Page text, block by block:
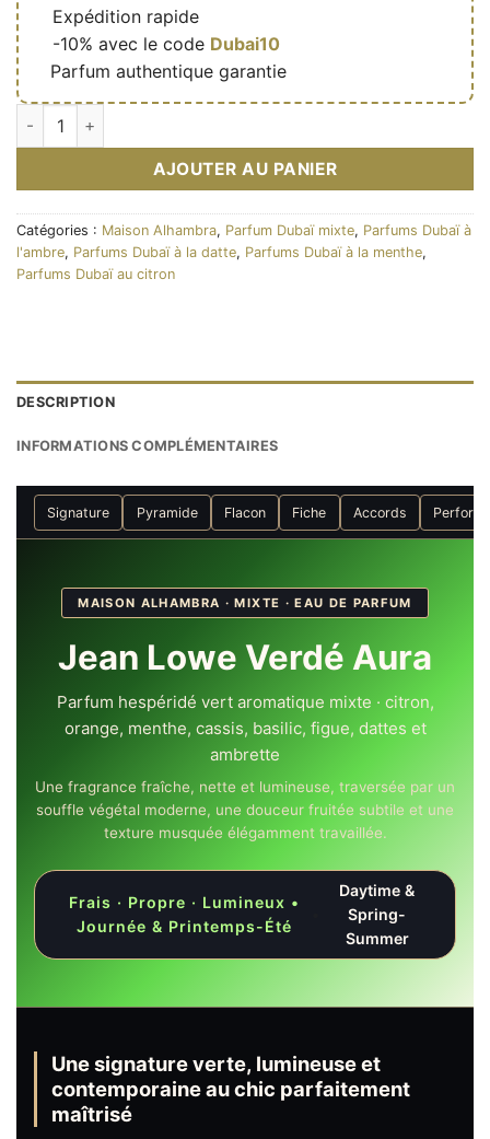
Expédition rapide
-10% avec le code Dubai10
Parfum authentique garantie
quantité de Jean Lowe Verdé Aura – Eau de parfum mixte
AJOUTER AU PANIER
Catégories : Maison Alhambra, Parfum Dubaï mixte, Parfums Dubaï à
l'ambre, Parfums Dubaï à la datte, Parfums Dubaï à la menthe,
Parfums Dubaï au citron
DESCRIPTION
INFORMATIONS COMPLÉMENTAIRES
Signature Pyramide Flacon Fiche Accords
MAISON ALHAMBRA · MIXTE · EAU DE PARFUM
Jean Lowe Verdé Aura
Parfum hespéridé vert aromatique mixte · citron,
orange, menthe, cassis, basilic, figue, dattes et
ambrette
Une fragrance fraîche, nette et lumineuse, traversée par un
souffle végétal moderne, une douceur fruitée subtile et une
texture musquée élégamment travaillée.
Frais · Propre · Lumineux •
Journée & Printemps-Été
Daytime &
Spring-
Summer
Une signature verte, lumineuse et
contemporaine au chic parfaitement
maîtrisé